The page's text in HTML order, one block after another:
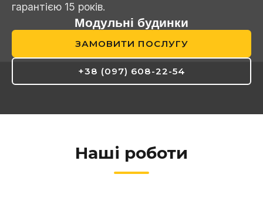
гарантією 15 років.
ЗАМОВИТИ ПОСЛУГУ
+38 (097) 608-22-54
Наші роботи